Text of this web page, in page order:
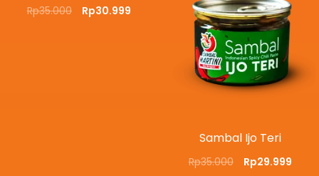
Rp35.000 Rp30.999
Sambal Ijo Teri
Rp35.000 Rp29.999